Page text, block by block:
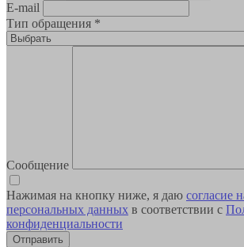
E-mail
Тип обращения *
Сообщение
Нажимая на кнопку ниже, я даю согласие
персональных данных в соответствии с
конфиденциальности